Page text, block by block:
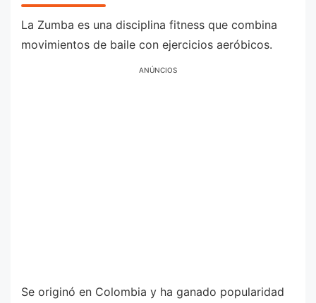
La Zumba es una disciplina fitness que combina
movimientos de baile con ejercicios aeróbicos.
ANÚNCIOS
Se originó en Colombia y ha ganado popularidad